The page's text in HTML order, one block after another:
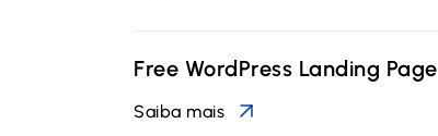
Free WordPress Landing
Saiba mais